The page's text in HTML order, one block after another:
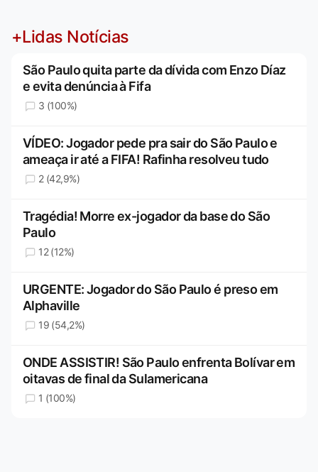
+Lidas Notícias
São Paulo quita parte da dívida com Enzo Díaz
e evita denúncia à Fifa
3 (100%)
VÍDEO: Jogador pede pra sair do São Paulo e
ameaça ir até a FIFA! Rafinha resolveu tudo
2 (42,9%)
Tragédia! Morre ex-jogador da base do São
Paulo
12 (12%)
URGENTE: Jogador do São Paulo é preso em
Alphaville
19 (54,2%)
ONDE ASSISTIR! São Paulo enfrenta Bolívar em
oitavas de final da Sulamericana
1 (100%)